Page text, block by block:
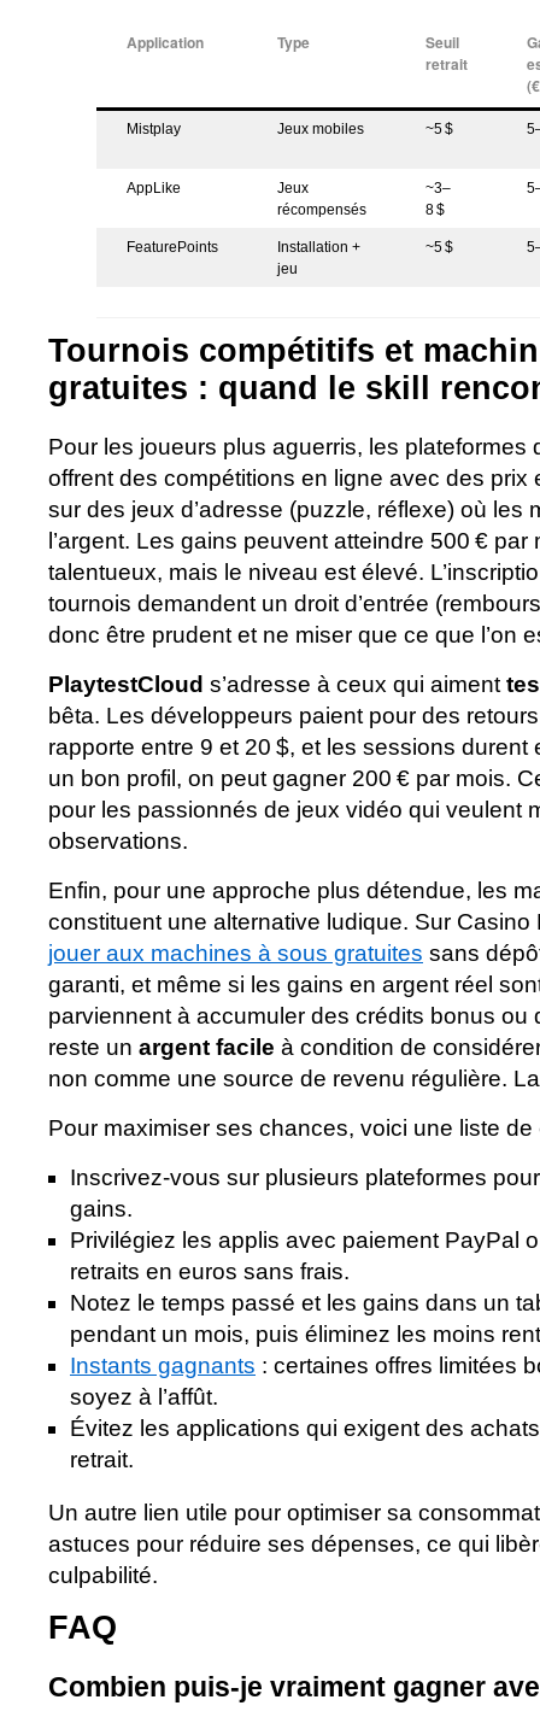
Application Type
Seuil
retrait
Mistplay Jeux mobiles ~5 $
AppLike
Jeux
récompensés
~3–
8 $
FeaturePoints
Installation +
jeu
~5 $
Tournois compétitifs et
gratuites : quand le skill
Pour les joueurs plus aguerris, les
offrent des compétitions en ligne avec des prix
sur des jeux d’adresse (puzzle, réflexe) où les
l’argent. Les gains peuvent atteindre 500 € par
talentueux, mais le niveau est élevé.
tournois demandent un droit d’entrée
donc être prudent et ne miser que ce que l’on
PlaytestCloud s’adresse à ceux qui aiment
bêta. Les développeurs paient pour des
rapporte entre 9 et 20 $, et les sessions durent
un bon profil, on peut gagner 200 € par mois.
pour les passionnés de jeux vidéo qui veulent
observations.
Enfin, pour une approche plus détendue, les
constituent une alternative ludique. Sur Casino
jouer aux machines à sous gratuites sans
garanti, et même si les gains en argent réel
parviennent à accumuler des crédits bonus ou
reste un argent facile à condition de
non comme une source de revenu régulière.
Pour maximiser ses chances, voici une liste
Inscrivez-vous sur plusieurs plateformes
gains.
Privilégiez les applis avec paiement PayPal
retraits en euros sans frais.
Notez le temps passé et les gains dans un
pendant un mois, puis éliminez les moins
Instants gagnants : certaines offres limitées
soyez à l’affût.
Évitez les applications qui exigent des
retrait.
Un autre lien utile pour optimiser sa
astuces pour réduire ses dépenses, ce qui
culpabilité.
FAQ
Combien puis-je vraiment gagner